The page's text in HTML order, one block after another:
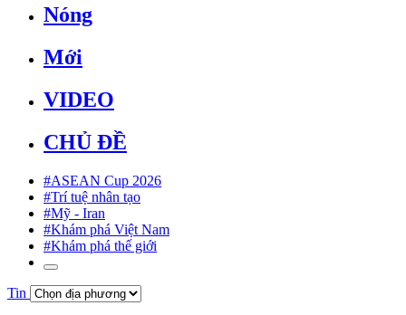
Nóng
Mới
VIDEO
CHỦ ĐỀ
#ASEAN Cup 2026
#Trí tuệ nhân tạo
#Mỹ - Iran
#Khám phá Việt Nam
#Khám phá thế giới
Tin